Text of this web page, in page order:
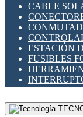
CABLE
ESTACIÓN
FUSIBLES
MONTAJE
PORTA